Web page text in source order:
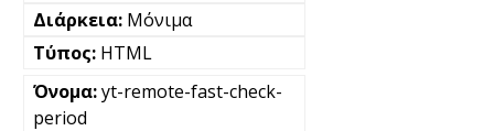
Μόνιμα
HTML
yt-remote-fast-check-
period